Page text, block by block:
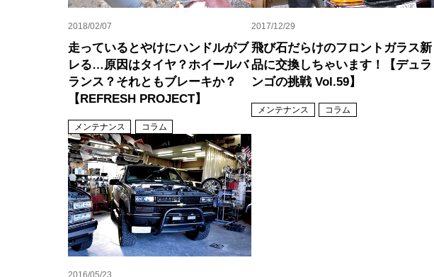
2018/02/07
走っているとやけにハンドルがブ
レる…原因はタイヤ？ホイールバ
ランス？それともブレーキか？
【REFRESH PROJECT】
メンテナンス コラム
2017/12/29
飛び石だらけのフロントガラス新
品に交換しちゃいます！【デュラ
ンゴの挑戦 Vol.59】
メンテナンス コラム